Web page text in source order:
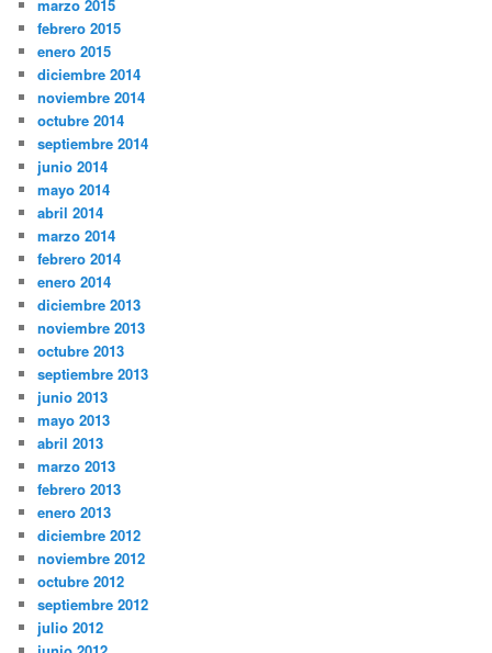
marzo 2015
febrero 2015
enero 2015
diciembre 2014
noviembre 2014
octubre 2014
septiembre 2014
junio 2014
mayo 2014
abril 2014
marzo 2014
febrero 2014
enero 2014
diciembre 2013
noviembre 2013
octubre 2013
septiembre 2013
junio 2013
mayo 2013
abril 2013
marzo 2013
febrero 2013
enero 2013
diciembre 2012
noviembre 2012
octubre 2012
septiembre 2012
julio 2012